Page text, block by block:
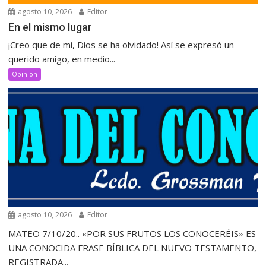
agosto 10, 2026 Editor
‎En el mismo lugar
‎¡Creo que de mí, Dios se ha olvidado! Así se expresó un
querido amigo, en medio...
Opinión
agosto 10, 2026 Editor
MATEO 7/10/20.. «POR SUS FRUTOS LOS CONOCERÉIS» ES
UNA CONOCIDA FRASE BÍBLICA DEL NUEVO TESTAMENTO,
REGISTRADA...